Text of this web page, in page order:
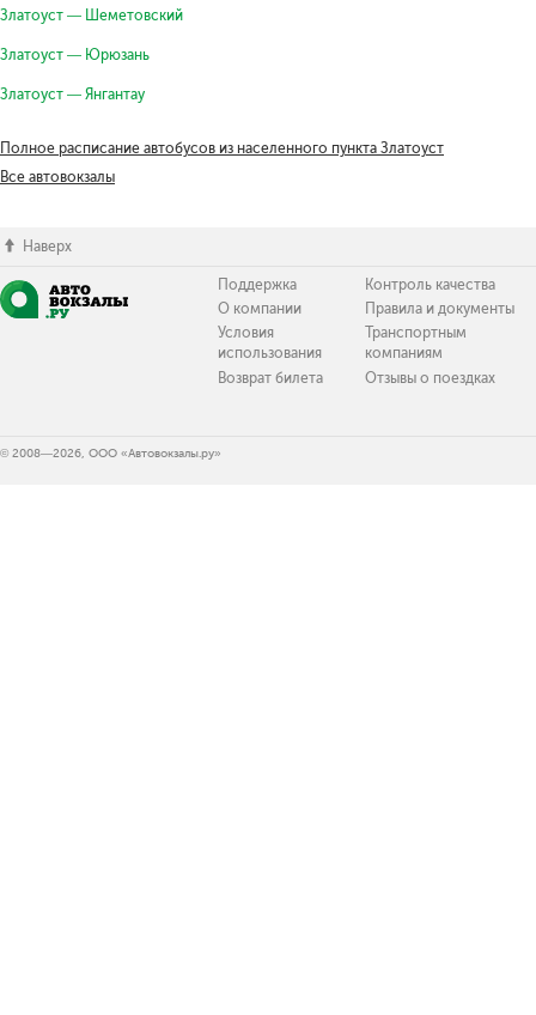
Златоуст — Шеметовский
Златоуст — Юрюзань
Златоуст — Янгантау
Полное расписание автобусов из населенного пункта Златоуст
Все автовокзалы
Наверх
Поддержка
О компании
Условия
использования
Возврат билета
Контроль качества
Правила и документы
Транспортным
компаниям
Отзывы о поездках
© 2008—2026, ООО «Автовокзалы.ру»